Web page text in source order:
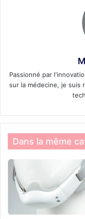
Passionné par
sur la médecine, je suis
Dans la même